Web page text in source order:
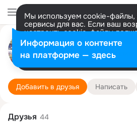
Мы используем cookie-файлы,
сервисы для вас. Если ваш
настроить cookie-файлы
представитель. Больше
Разрешить все Настроить
Фарида Ахметова
Алматы (Костанай)
23 школа
Добавить в друзья Написать
Друзья 44
Информация о контенте
на платформе — здесь